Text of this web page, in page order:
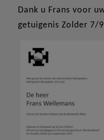
Dank u Frans voor
getuigenis Zolder 7/